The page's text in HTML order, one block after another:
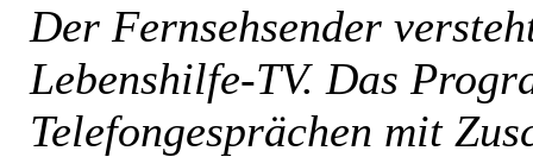
Der Fernsehsender
Lebenshilfe-TV. Das
Telefongesprächen mit